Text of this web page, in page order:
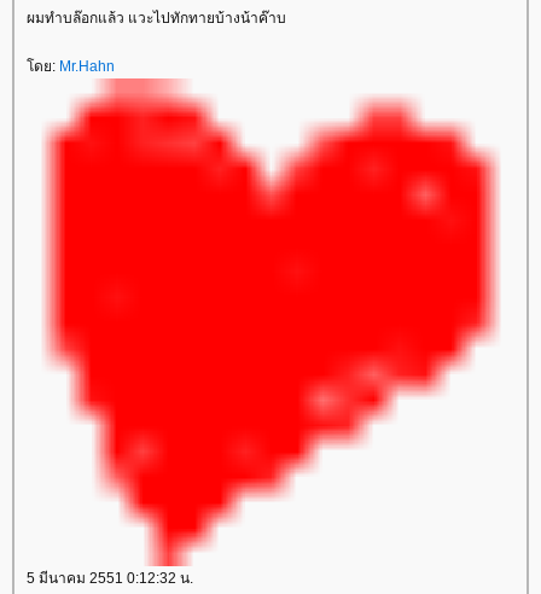
ผมทำบล๊อกแล้ว แวะไปทักทายบ้างน้าค๊าบ
โดย: Mr.Hahn
5 มีนาคม 2551 0:12:32 น.